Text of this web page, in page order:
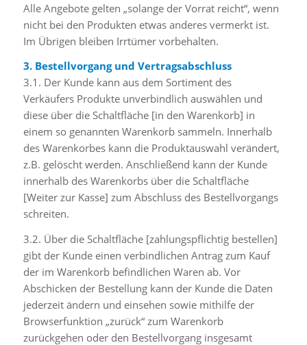
Alle Angebote gelten „solange der Vorrat reicht“, wenn
nicht bei den Produkten etwas anderes vermerkt ist.
Im Übrigen bleiben Irrtümer vorbehalten.
3. Bestellvorgang und Vertragsabschluss
3.1. Der Kunde kann aus dem Sortiment des
Verkäufers Produkte unverbindlich auswählen und
diese über die Schaltfläche [in den Warenkorb] in
einem so genannten Warenkorb sammeln. Innerhalb
des Warenkorbes kann die Produktauswahl verändert,
z.B. gelöscht werden. Anschließend kann der Kunde
innerhalb des Warenkorbs über die Schaltfläche
[Weiter zur Kasse] zum Abschluss des Bestellvorgangs
schreiten.
3.2. Über die Schaltfläche [zahlungspflichtig bestellen]
gibt der Kunde einen verbindlichen Antrag zum Kauf
der im Warenkorb befindlichen Waren ab. Vor
Abschicken der Bestellung kann der Kunde die Daten
jederzeit ändern und einsehen sowie mithilfe der
Browserfunktion „zurück“ zum Warenkorb
zurückgehen oder den Bestellvorgang insgesamt